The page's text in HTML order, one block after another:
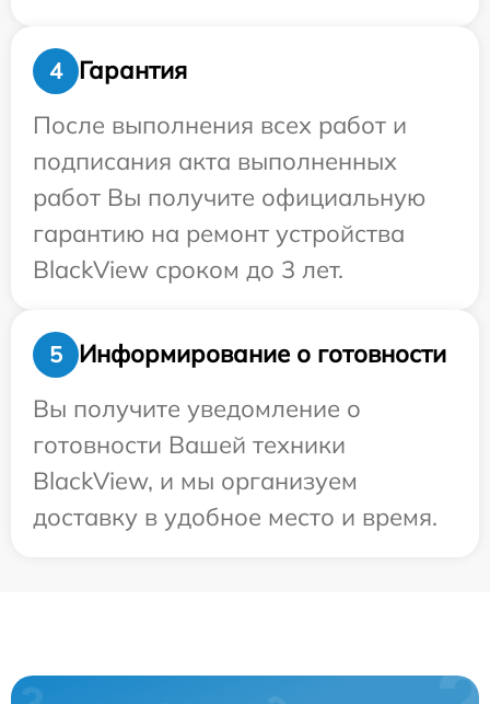
4
Гарантия
После выполнения всех работ и
подписания акта выполненных
работ Вы получите официальную
гарантию на ремонт устройства
BlackView сроком до 3 лет.
5
Информирование о готовности
Вы получите уведомление о
готовности Вашей техники
BlackView, и мы организуем
доставку в удобное место и время.